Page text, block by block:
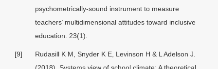
psychometrically-sound instrument to measure
teachers’multidimensional attitudes toward inclusive
education. 23(1).
[9]
Rudasill K M, Snyder K E, Levinson H & L Adelson J.